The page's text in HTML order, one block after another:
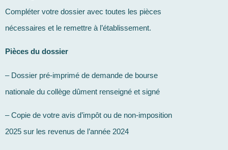
Compléter votre dossier avec toutes les pièces
nécessaires et le remettre à l’établissement.
Pièces du dossier
– Dossier pré-imprimé de demande de bourse
nationale du collège dûment renseigné et signé
– Copie de votre avis d’impôt ou de non-imposition
2025 sur les revenus de l’année 2024